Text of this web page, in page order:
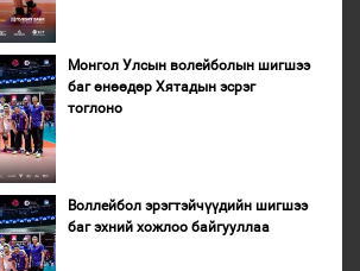
Монгол Улсын волейболын шигшээ
баг өнөөдөр Хятадын эсрэг
тоглоно
Воллейбол эрэгтэйчүүдийн шигшээ
баг эхний хожлоо байгууллаа